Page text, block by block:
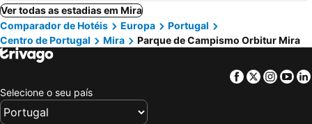
Ver todas as estadias em Mira
Comparador de Hotéis
Europa
Portugal
Centro de Portugal
Mira Parque de Campismo Orbitur Mira
Facebook
Twitter
Selecione o seu país